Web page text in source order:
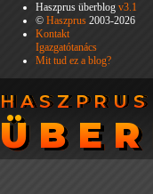
Haszprus überblog v3.1
© Haszprus 2003-2026
Kontakt
Igazgatótanács
Mit tud ez a blog?
HASZPRUS
HASZPRUS